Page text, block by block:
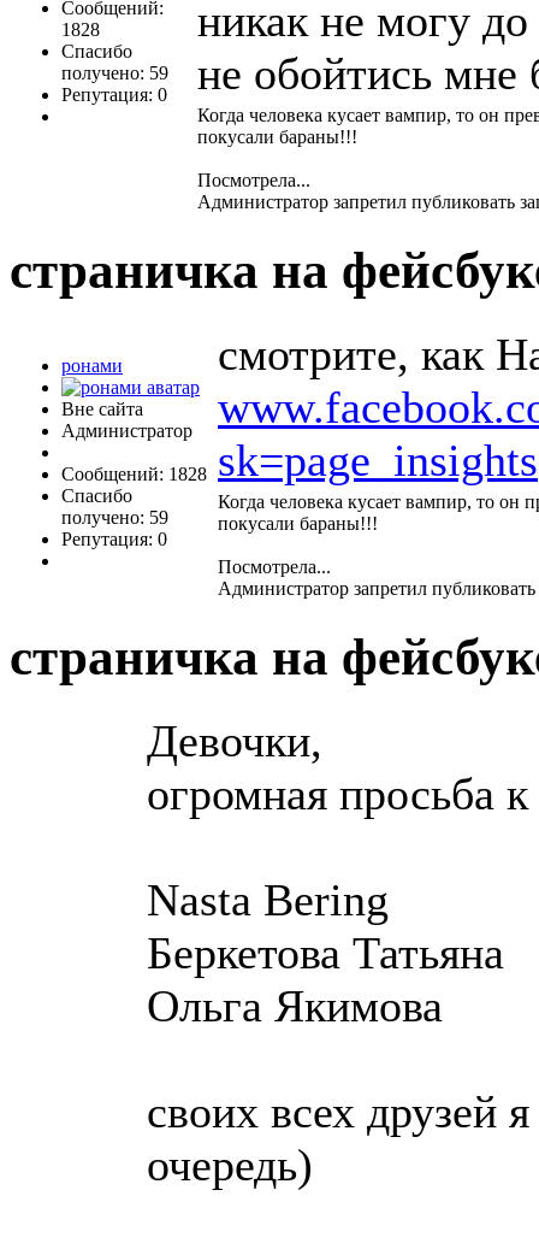
Сообщений:
1828
Спасибо
получено: 59
Репутация: 0
никак не могу
не обойтись
Когда человека кусает вампир, то он
покусали бараны!!!
Посмотрела...
Администратор запретил публиковать
страничка на
ронами
Вне сайта
Администратор
Сообщений: 1828
Спасибо
получено: 59
Репутация: 0
смотрите, как
sk=page_insights
Когда человека кусает вампир, то он
покусали бараны!!!
Посмотрела...
Администратор запретил
страничка на
Девочки,
огромная просьба к
Nasta Bering
Беркетова Татьяна
Ольга Якимова
своих всех друзей
очередь)